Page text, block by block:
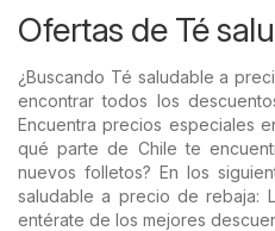
Ofertas de Té
¿Buscando Té saludable a
encontrar todos los
Encuentra precios especiales
qué parte de Chile te
nuevos folletos? En los
saludable a precio de rebaja:
entérate de los mejores